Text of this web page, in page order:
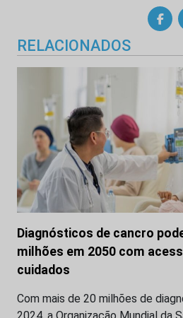
RELACIONADOS
Diagnósticos de cancro
milhões em 2050 com
cuidados
Com mais de 20 milhões de
2024, a Organização Mundial da